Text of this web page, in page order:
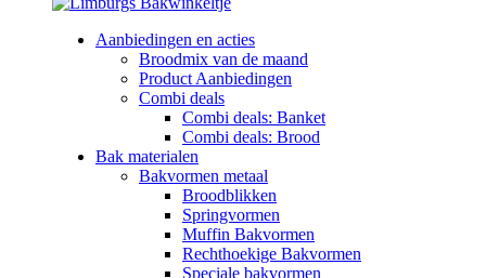
Aanbiedingen en acties
Broodmix van de maand
Product Aanbiedingen
Combi deals
Combi deals: Banket
Combi deals: Brood
Bak materialen
Bakvormen metaal
Broodblikken
Springvormen
Muffin Bakvormen
Rechthoekige Bakvormen
Speciale bakvormen